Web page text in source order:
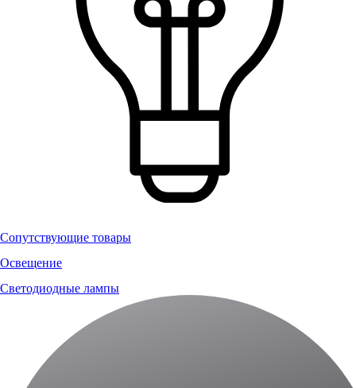
Сопутствующие товары
Освещение
Светодиодные лампы